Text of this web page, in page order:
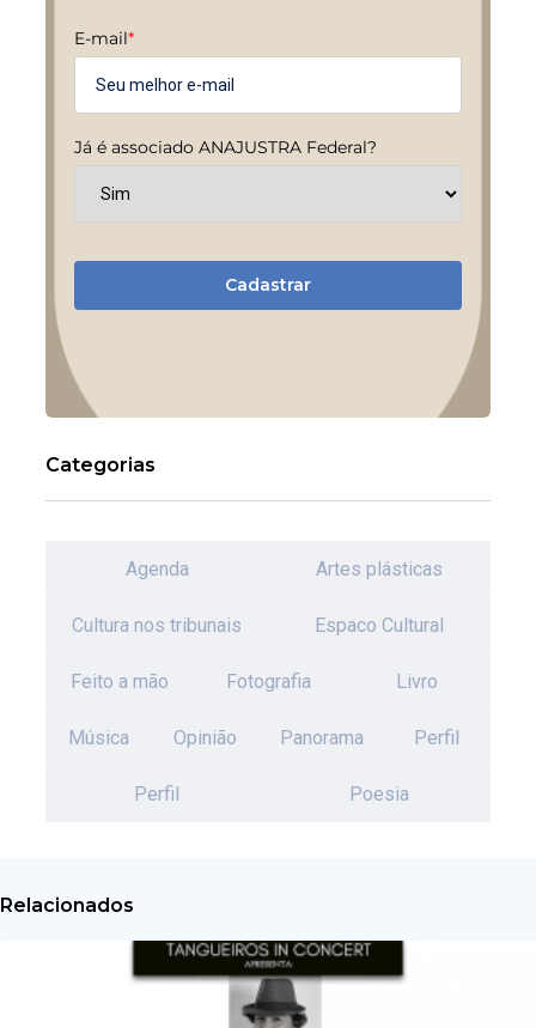
E-mail*
Já é associado ANAJUSTRA Federal?
Cadastrar
Categorias
Agenda Artes plásticas
Cultura nos tribunais Espaco Cultural
Feito a mão Fotografia Livro
Música Opinião Panorama Perfil
Perfil Poesia
Relacionados